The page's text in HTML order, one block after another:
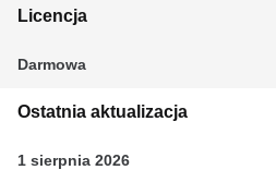
Licencja
Darmowa
Ostatnia aktualizacja
1 sierpnia 2026